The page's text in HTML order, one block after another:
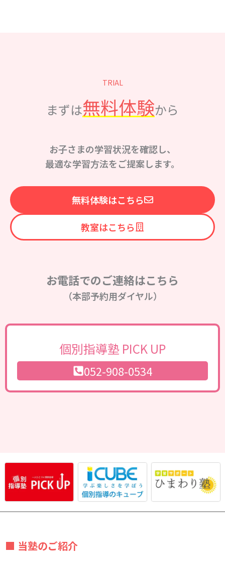
TRIAL
まずは無料体験から
お子さまの学習状況を確認し、
最適な学習方法をご提案します。
無料体験はこちら
教室はこちら
お電話でのご連絡はこちら
（本部予約用ダイヤル）
個別指導塾 PICK UP
052-908-0534
■ 当塾のご紹介